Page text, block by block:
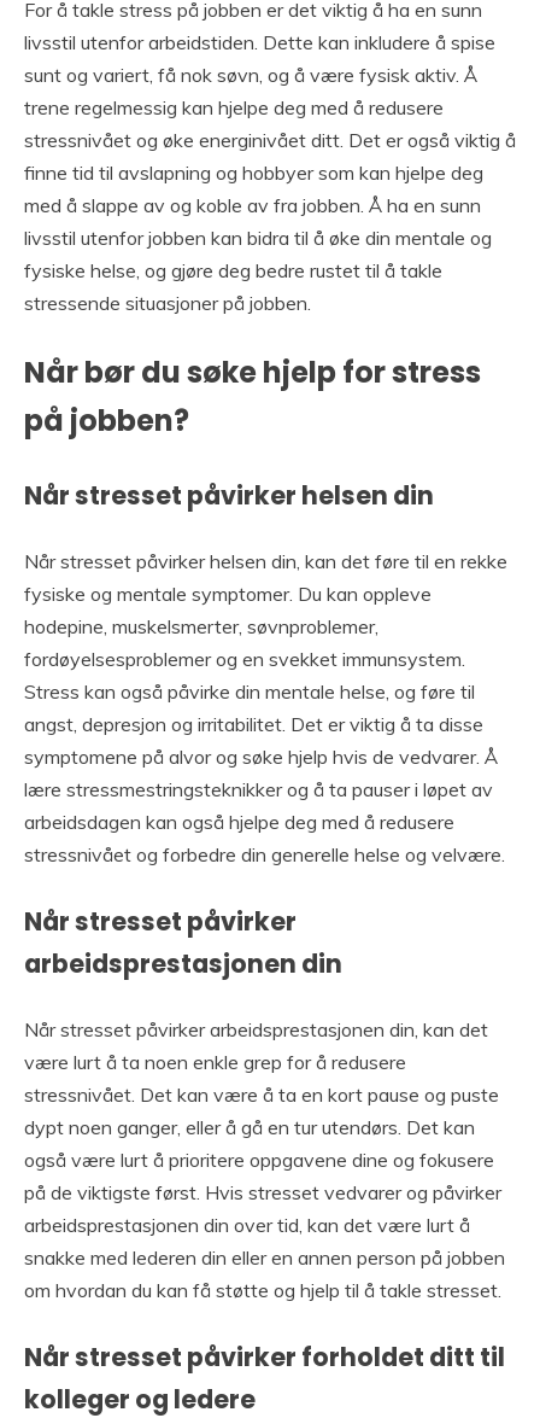
For å takle stress på jobben er det viktig å ha en sunn
livsstil utenfor arbeidstiden. Dette kan inkludere å spise
sunt og variert, få nok søvn, og å være fysisk aktiv. Å
trene regelmessig kan hjelpe deg med å redusere
stressnivået og øke energinivået ditt. Det er også viktig å
finne tid til avslapning og hobbyer som kan hjelpe deg
med å slappe av og koble av fra jobben. Å ha en sunn
livsstil utenfor jobben kan bidra til å øke din mentale og
fysiske helse, og gjøre deg bedre rustet til å takle
stressende situasjoner på jobben.
Når bør du søke hjelp for stress
på jobben?
Når stresset påvirker helsen din
Når stresset påvirker helsen din, kan det føre til en rekke
fysiske og mentale symptomer. Du kan oppleve
hodepine, muskelsmerter, søvnproblemer,
fordøyelsesproblemer og en svekket immunsystem.
Stress kan også påvirke din mentale helse, og føre til
angst, depresjon og irritabilitet. Det er viktig å ta disse
symptomene på alvor og søke hjelp hvis de vedvarer. Å
lære stressmestringsteknikker og å ta pauser i løpet av
arbeidsdagen kan også hjelpe deg med å redusere
stressnivået og forbedre din generelle helse og velvære.
Når stresset påvirker
arbeidsprestasjonen din
Når stresset påvirker arbeidsprestasjonen din, kan det
være lurt å ta noen enkle grep for å redusere
stressnivået. Det kan være å ta en kort pause og puste
dypt noen ganger, eller å gå en tur utendørs. Det kan
også være lurt å prioritere oppgavene dine og fokusere
på de viktigste først. Hvis stresset vedvarer og påvirker
arbeidsprestasjonen din over tid, kan det være lurt å
snakke med lederen din eller en annen person på jobben
om hvordan du kan få støtte og hjelp til å takle stresset.
Når stresset påvirker forholdet ditt til
kolleger og ledere